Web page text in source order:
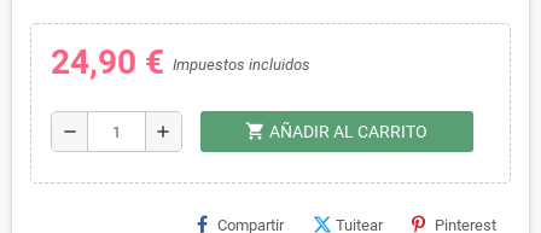
24,90 € Impuestos incluidos
remove add shopping_cart AÑADIR AL CARRITO
Compartir Tuitear Pinterest